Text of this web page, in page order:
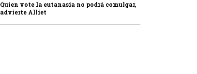
Quien vote la eutanasia no podrá comulgar,
advierte Alliet